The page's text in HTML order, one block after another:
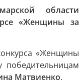
области
«Женщины за
«Женщины
победительницам
Матвиенко.